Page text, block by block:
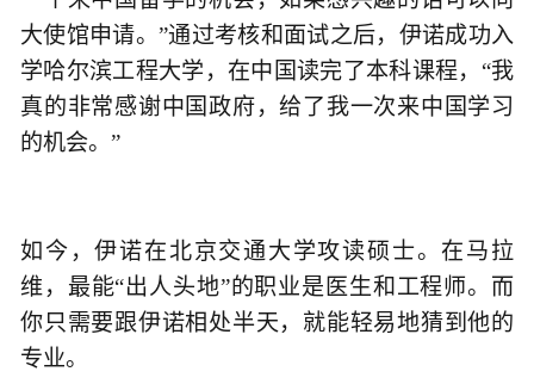
大使馆申请。”通过考核和面试之后，伊诺成功入
学哈尔滨工程大学，在中国读完了本科课程，“我
真的非常感谢中国政府，给了我一次来中国学习
的机会。”
如今，伊诺在北京交通大学攻读硕士。在马拉
维，最能“出人头地”的职业是医生和工程师。而
你只需要跟伊诺相处半天，就能轻易地猜到他的
专业。